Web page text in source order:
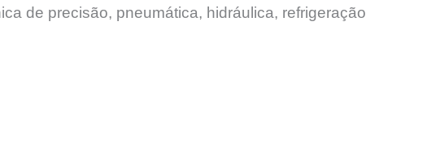
de precisão, pneumática, hidráulica, refrigeração